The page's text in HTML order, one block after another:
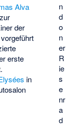
n
d
o
n
er
R
ie
s
e
nr
a
d
Alva
der
erste
in